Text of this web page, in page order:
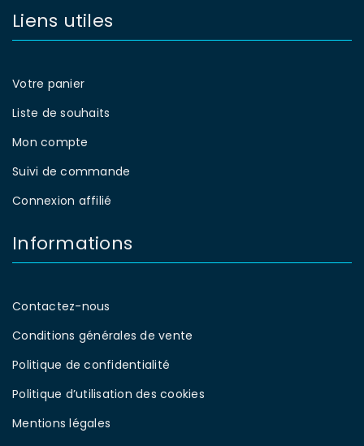
Liens utiles
Votre panier
Liste de souhaits
Mon compte
Suivi de commande
Connexion affilié
Informations
Contactez-nous
Conditions générales de vente
Politique de confidentialité
Politique d’utilisation des cookies
Mentions légales